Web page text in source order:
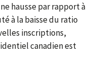
hausse par rapport à
à la baisse du ratio
inscriptions,
canadien est